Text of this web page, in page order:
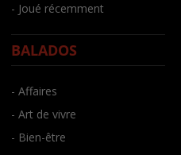
- Joué récemment
BALADOS
- Affaires
- Art de vivre
- Bien-être